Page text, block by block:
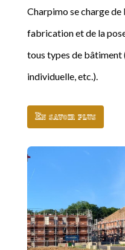
Charpimo se charge de
fabrication et de la
tous types de bâtiment
individuelle, etc.).
En savoir plus